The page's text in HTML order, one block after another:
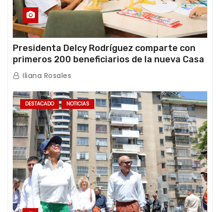
Presidenta Delcy Rodríguez comparte con
primeros 200 beneficiarios de la nueva Casa
de los Abuelos “La Primavera” en Caracas
Iliana Rosales
DESTACADO NOTICIAS